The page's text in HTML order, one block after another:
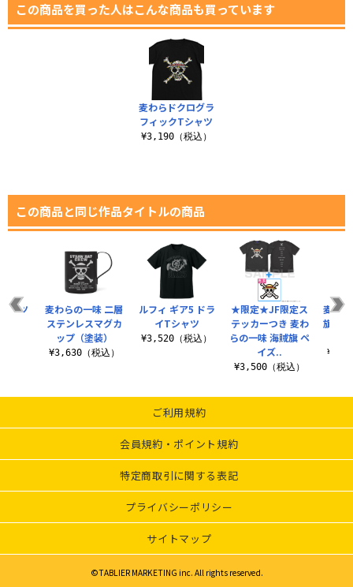
この商品を買った人はこんな商品も買っています
麦わらドクログラ
フィックTシャツ
¥3,190（税込）
この商品と同じ作品タイトルの商品
ルフィ ギア5 ドラ
イTシャツ
¥3,520（税込）
★限定★JF限定ス
テッカーつき 麦わ
らの一味 海賊旗 ペ
イズ..
¥3,500（税込）
麦わ
旗 ペ
ャツ
麦わらの一味 二層
ステンレスマグカ
ップ（塗装）
¥3,630（税込）
ご利用規約
会員規約・ポイント規約
特定商取引に関する表記
プライバシーポリシー
サイトマップ
©TABLIER MARKETING inc. All rights reserved.